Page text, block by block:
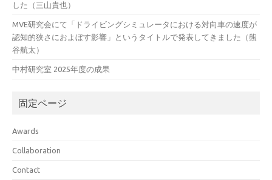
した（三山貴也）
MVE研究会にて「ドライビングシミュレータにおける対向車の速度が
認知的狭さにおよぼす影響」というタイトルで発表してきました（熊
谷航太）
中村研究室 2025年度の成果
固定ページ
Awards
Collaboration
Contact